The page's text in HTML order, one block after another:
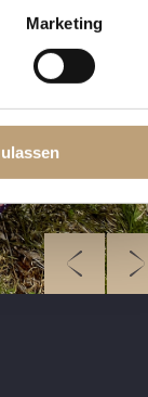
Marketing